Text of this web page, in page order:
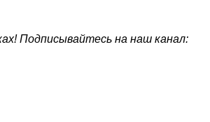
Подписывайтесь на наш канал: